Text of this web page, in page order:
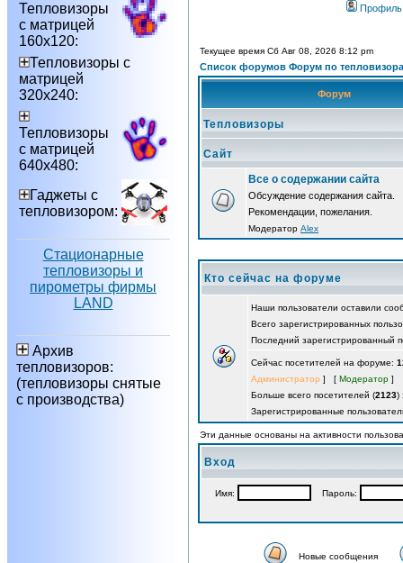
Тепловизоры
с матрицей
160х120:
Тепловизоры с
матрицей
320х240:
Тепловизоры
с матрицей
640х480:
Гаджеты с
тепловизором:
Стационарные
тепловизоры и
пирометры фирмы
LAND
Архив
тепловизоров:
(тепловизоры снятые
с производства)
Профиль
Текущее время Сб Авг 08, 2026 8:12 pm
Список форумов Форум по
Форум
Тепловизоры
Сайт
Все о содержании сайта
Обсуждение содержания сайта.
Рекомендации, пожелания.
Модератор Alex
Кто сейчас на форуме
Наши пользователи оставили
Всего зарегистрированных
Последний зарегистрированный
Сейчас посетителей на форуме:
Администратор ] [ Модератор ]
Больше всего посетителей (2123)
Зарегистрированные
Эти данные основаны на активности
Вход
Имя: Пароль:
Новые сообщения